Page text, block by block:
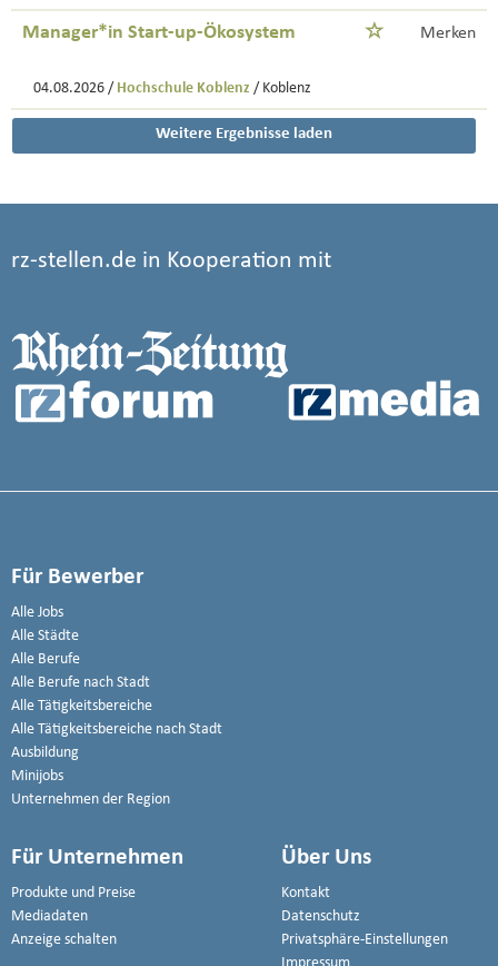
Manager*in Start-up-Ökosystem Merken
04.08.2026 / Hochschule Koblenz / Koblenz
Weitere Ergebnisse laden
rz-stellen.de in Kooperation mit
Für Bewerber
Alle Jobs
Alle Städte
Alle Berufe
Alle Berufe nach Stadt
Alle Tätigkeitsbereiche
Alle Tätigkeitsbereiche nach Stadt
Ausbildung
Minijobs
Unternehmen der Region
Für Unternehmen
Produkte und Preise
Mediadaten
Anzeige schalten
Über Uns
Kontakt
Datenschutz
Privatsphäre-Einstellungen